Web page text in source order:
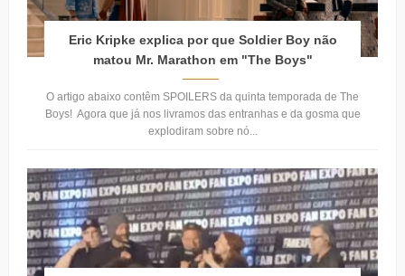
Eric Kripke explica por que Soldier Boy não
matou Mr. Marathon em "The Boys"
O artigo abaixo contêm SPOILERS da quinta temporada de The
Boys! Agora que já nos livramos das entranhas e da gosma que
explodiram sobre nó...